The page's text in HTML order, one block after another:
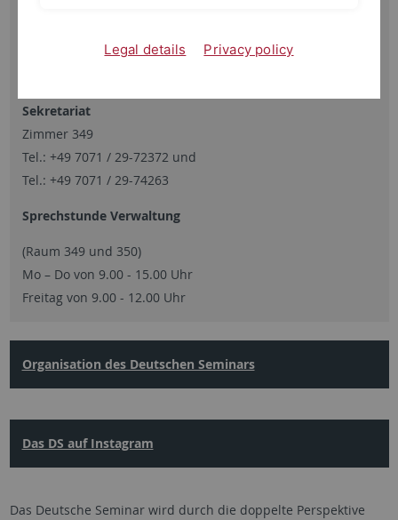
Wilhelmstraße 50
Sekretariat
Zimmer 349
Tel.: +49 7071 / 29-72372 und
Tel.: +49 7071 / 29-74263
Sprechstunde Verwaltung
(Raum 349 und 350)
Mo – Do von 9.00 - 15.00 Uhr
Freitag von 9.00 - 12.00 Uhr
Organisation des Deutschen Seminars
Das DS auf Instagram
Das Deutsche Seminar wird durch die doppelte Perspektive
Legal details Privacy policy